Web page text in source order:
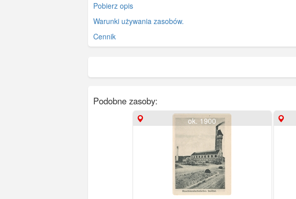
Pobierz opis
Warunki używania zasobów.
Cennik
Podobne zasoby:
ok. 1900